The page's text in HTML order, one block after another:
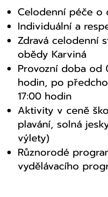
Celodenní péče
Individuální a
Zdravá celodenní
obědy Karviná
Provozní doba od
hodin, po
17:00 hodin
Aktivity v ceně
plavání, solná
výlety)
Různorodé
vydělávacího